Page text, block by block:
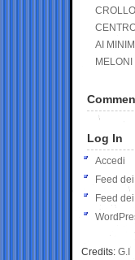
AI
MELONI
Log In
Accedi
Feed
Feed
Credits: G.I